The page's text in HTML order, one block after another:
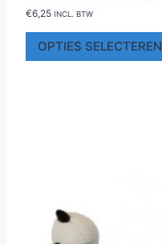
€6,25 INCL. BTW
OPTIES SELECTEREN